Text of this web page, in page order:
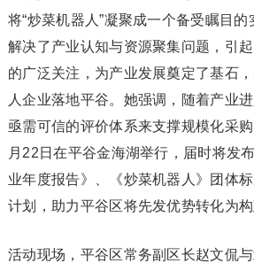
将“炒菜机器人”凝聚成一个备受瞩目
解决了产业认知与资源聚集问题，引
的广泛关注，为产业发展奠定了基石
人企业落地平谷。她强调，随着产业
亟需可信的评价体系来支撑规模化采
月22日在平谷金海湖举行，届时将发
业年度报告》、《炒菜机器人》团体
计划，助力平谷区将先发优势转化为构
活动现场，平谷区常务副区长赵文侃